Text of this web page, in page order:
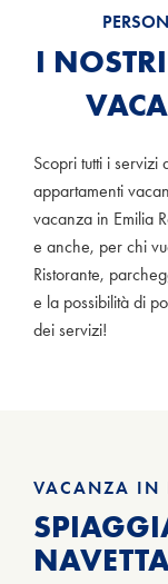
I
Scopri tutti i
appartamenti
vacanza in Emilia
e anche, per chi
Ristorante,
e la possibilità di
dei servizi!
VACANZA IN